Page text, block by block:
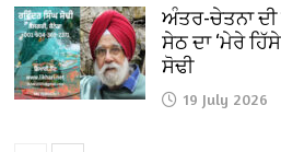
ਅੰਤਰ-ਚੇਤਨਾ ਦੀ
ਸੇਠ ਦਾ ‘ਮੇਰੇ
ਸੋਢੀ
19 July 2026